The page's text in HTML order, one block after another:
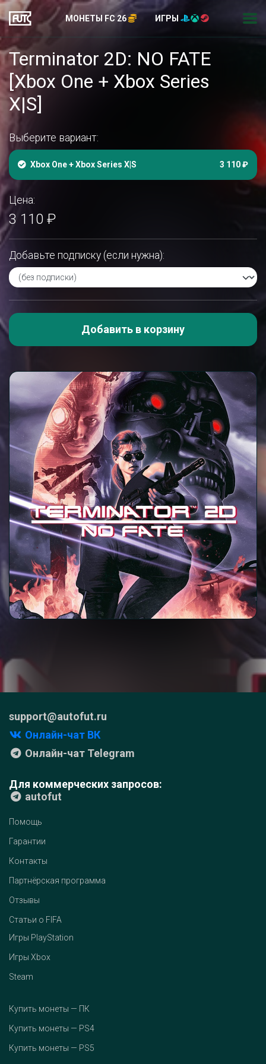
МОНЕТЫ FC 26 ИГРЫ
Terminator 2D: NO FATE
[Xbox One + Xbox Series
X|S]
Выберите вариант:
Xbox One + Xbox Series X|S 3 110 ₽
Цена:
3 110 ₽
Добавьте подписку (если нужна):
Добавить в корзину
support@autofut.ru
Онлайн-чат ВК
Онлайн-чат Telegram
Для коммерческих запросов:
autofut
Помощь
Гарантии
Контакты
Партнёрская программа
Отзывы
Статьи о FIFA
Игры PlayStation
Игры Xbox
Steam
Купить монеты — ПК
Купить монеты — PS4
Купить монеты — PS5